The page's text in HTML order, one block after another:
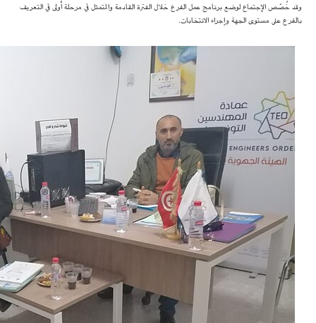
وقد خُصّص الإجتماع لوضع برنامج عمل الفرع خلال الفترة القادمة والمتمثل في مرحلة أولى في التعريف
بالفرع على مستوى الجهة وإجراء الانتخابات.